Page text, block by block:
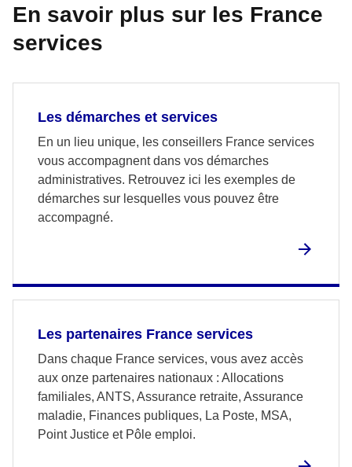
En savoir plus sur les France
services
Les démarches et services
En un lieu unique, les conseillers France services
vous accompagnent dans vos démarches
administratives. Retrouvez ici les exemples de
démarches sur lesquelles vous pouvez être
accompagné.
Les partenaires France services
Dans chaque France services, vous avez accès
aux onze partenaires nationaux : Allocations
familiales, ANTS, Assurance retraite, Assurance
maladie, Finances publiques, La Poste, MSA,
Point Justice et Pôle emploi.